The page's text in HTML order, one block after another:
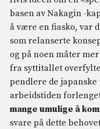
basen av Nakagin -
å være en fiasko, var
som relanserte
og på noen måter
fra syttitallet
pendlere de japanske
arbeidstiden
mange umulige å
svare på dette